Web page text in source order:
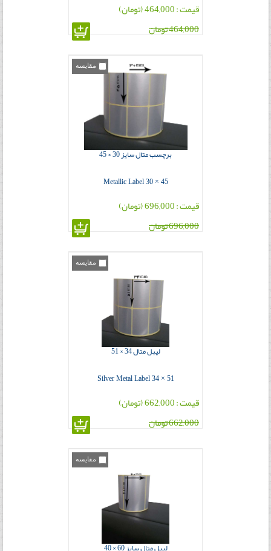
قیمت : 464,000 (تومان)
464,000 تومان
مقایسه
برچسب متال سایز 30 × 45
Metallic Label 30 × 45
قیمت : 696,000 (تومان)
696,000 تومان
مقایسه
لیبل متال 34 × 51
Silver Metal Label 34 × 51
قیمت : 662,000 (تومان)
662,000 تومان
مقایسه